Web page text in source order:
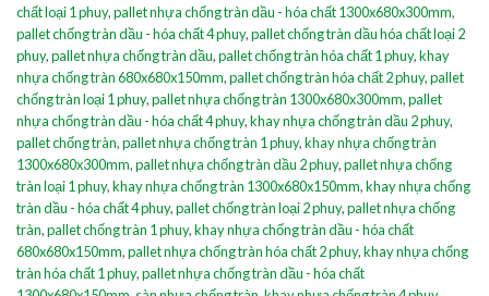
chất loại 1 phuy,pallet nhựa chống tràn dầu - hóa chất 1300x680x300mm,
pallet chống tràn dầu - hóa chất 4 phuy,pallet chống tràn dầu hóa chất loại 2
phuy,pallet nhựa chống tràn dầu,pallet chống tràn hóa chất 1 phuy,khay
nhựa chống tràn 680x680x150mm,pallet chống tràn hóa chất 2 phuy,pallet
chống tràn loại 1 phuy,pallet nhựa chống tràn 1300x680x300mm,pallet
nhựa chống tràn dầu - hóa chất 4 phuy,khay nhựa chống tràn dầu 2 phuy,
pallet chống tràn,pallet nhựa chống tràn 1 phuy,khay nhựa chống tràn
1300x680x300mm,pallet nhựa chống tràn dầu 2 phuy,pallet nhựa chống
tràn loại 1 phuy,khay nhựa chống tràn 1300x680x150mm,khay nhựa chống
tràn dầu - hóa chất 4 phuy,pallet chống tràn loại 2 phuy,pallet nhựa chống
tràn,pallet chống tràn 1 phuy,khay nhựa chống tràn dầu - hóa chất
680x680x150mm,pallet nhựa chống tràn hóa chất 2 phuy,khay nhựa chống
tràn hóa chất 1 phuy,pallet nhựa chống tràn dầu - hóa chất